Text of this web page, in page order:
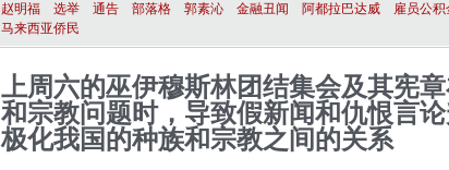
赵明福
选举 通告 部落格 郭素沁 金融丑闻 阿都拉巴达威 雇员公积
马来西亚侨民
上周六的巫伊穆斯林团结集会及其宪
和宗教问题时，导致假新闻和仇恨言
极化我国的种族和宗教之间的关系